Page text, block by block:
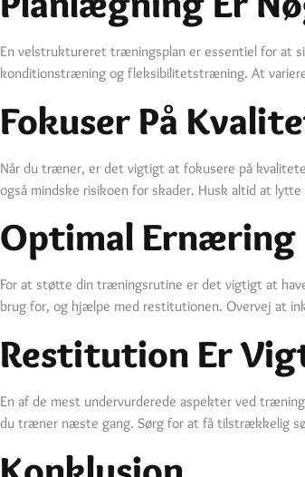
En velstruktureret træningsplan er essentiel for at
konditionstræning og fleksibilitetstræning. At
Fokuser På
Når du træner, er det vigtigt at fokusere på
også mindske risikoen for skader. Husk altid at
Optimal Ernæring
For at støtte din træningsrutine er det vigtigt at
brug for, og hjælpe med restitutionen. Overvej at
Restitution Er
En af de mest undervurderede aspekter ved
du træner næste gang. Sørg for at få tilstrækkelig